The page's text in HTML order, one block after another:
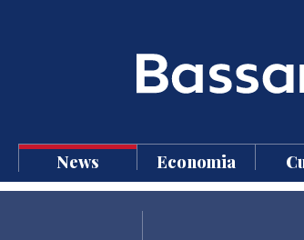
News Economia